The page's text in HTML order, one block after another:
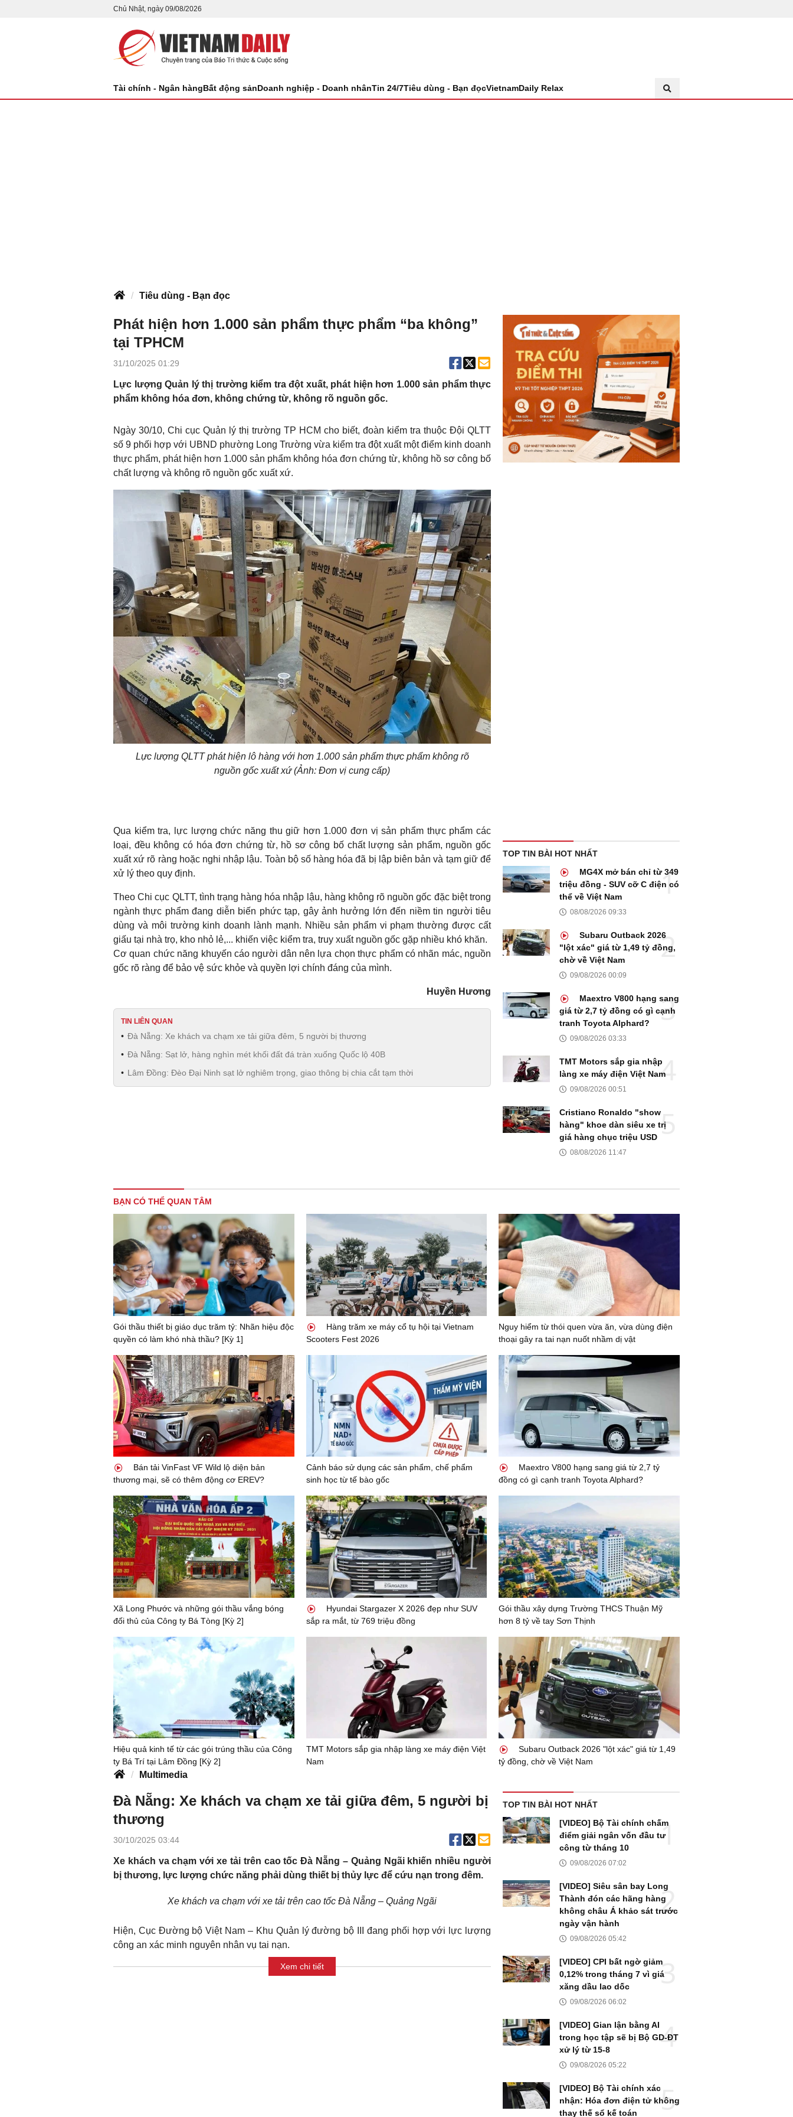
Chủ Nhật, ngày 09/08/2026
Tài chính - Ngân hàngBất động sảnDoanh nghiệp - Doanh nhânTin 24/7Tiêu dùng - Bạn đọcVietnamDaily Relax
Tiêu dùng - Bạn đọc
Phát hiện hơn 1.000 sản phẩm thực phẩm “ba không”
tại TPHCM
31/10/2025 01:29
Lực lượng Quản lý thị trường kiểm tra đột xuất, phát hiện hơn 1.000 sản phẩm thực
phẩm không hóa đơn, không chứng từ, không rõ nguồn gốc.
Ngày 30/10, Chi cục Quản lý thị trường TP HCM cho biết, đoàn kiểm tra thuộc Đội QLTT
số 9 phối hợp với UBND phường Long Trường vừa kiểm tra đột xuất một điểm kinh doanh
thực phẩm, phát hiện hơn 1.000 sản phẩm không hóa đơn chứng từ, không hồ sơ công bố
chất lượng và không rõ nguồn gốc xuất xứ.
Lực lượng QLTT phát hiện lô hàng với hơn 1.000 sản phẩm thực phẩm không rõ
nguồn gốc xuất xứ (Ảnh: Đơn vị cung cấp)
Qua kiểm tra, lực lượng chức năng thu giữ hơn 1.000 đơn vị sản phẩm thực phẩm các
loại, đều không có hóa đơn chứng từ, hồ sơ công bố chất lượng sản phẩm, nguồn gốc
xuất xứ rõ ràng hoặc nghi nhập lậu. Toàn bộ số hàng hóa đã bị lập biên bản và tạm giữ để
xử lý theo quy định.
Theo Chi cục QLTT, tình trạng hàng hóa nhập lậu, hàng không rõ nguồn gốc đặc biệt trong
ngành thực phẩm đang diễn biến phức tạp, gây ảnh hưởng lớn đến niềm tin người tiêu
dùng và môi trường kinh doanh lành mạnh. Nhiều sản phẩm vi phạm thường được cất
giấu tại nhà trọ, kho nhỏ lẻ,... khiến việc kiểm tra, truy xuất nguồn gốc gặp nhiều khó khăn.
Cơ quan chức năng khuyến cáo người dân nên lựa chọn thực phẩm có nhãn mác, nguồn
gốc rõ ràng để bảo vệ sức khỏe và quyền lợi chính đáng của mình.
Huyền Hương
TIN LIÊN QUAN
Đà Nẵng: Xe khách va chạm xe tải giữa đêm, 5 người bị thương
Đà Nẵng: Sạt lở, hàng nghìn mét khối đất đá tràn xuống Quốc lộ 40B
Lâm Đồng: Đèo Đại Ninh sạt lở nghiêm trọng, giao thông bị chia cắt tạm thời
TOP TIN BÀI HOT NHẤT
MG4X mở bán chỉ từ 349
triệu đồng - SUV cỡ C điện có
thể về Việt Nam
08/08/2026 09:33
Subaru Outback 2026
"lột xác" giá từ 1,49 tỷ đồng,
chờ về Việt Nam
09/08/2026 00:09
Maextro V800 hạng sang
giá từ 2,7 tỷ đồng có gì cạnh
tranh Toyota Alphard?
09/08/2026 03:33
TMT Motors sắp gia nhập
làng xe máy điện Việt Nam
09/08/2026 00:51
Cristiano Ronaldo "show
hàng" khoe dàn siêu xe trị
giá hàng chục triệu USD
08/08/2026 11:47
BẠN CÓ THỂ QUAN TÂM
Gói thầu thiết bị giáo dục trăm tỷ: Nhãn hiệu độc
quyền có làm khó nhà thầu? [Kỳ 1]
Hàng trăm xe máy cổ tụ hội tại Vietnam
Scooters Fest 2026
Nguy hiểm từ thói quen vừa ăn, vừa dùng điện
thoại gây ra tai nạn nuốt nhầm dị vật
Bán tải VinFast VF Wild lộ diện bản
thương mại, sẽ có thêm động cơ EREV?
Cảnh báo sử dụng các sản phẩm, chế phẩm
sinh học từ tế bào gốc
Maextro V800 hạng sang giá từ 2,7 tỷ
đồng có gì cạnh tranh Toyota Alphard?
Xã Long Phước và những gói thầu vắng bóng
đối thủ của Công ty Bá Tòng [Kỳ 2]
Hyundai Stargazer X 2026 đẹp như SUV
sắp ra mắt, từ 769 triệu đồng
Gói thầu xây dựng Trường THCS Thuận Mỹ
hơn 8 tỷ về tay Sơn Thịnh
Hiệu quả kinh tế từ các gói trúng thầu của Công
ty Bá Trí tại Lâm Đồng [Kỳ 2]
TMT Motors sắp gia nhập làng xe máy điện Việt
Nam
Subaru Outback 2026 "lột xác" giá từ 1,49
tỷ đồng, chờ về Việt Nam
Multimedia
Đà Nẵng: Xe khách va chạm xe tải giữa đêm, 5 người bị
thương
30/10/2025 03:44
Xe khách va chạm với xe tải trên cao tốc Đà Nẵng – Quảng Ngãi khiến nhiều người
bị thương, lực lượng chức năng phải dùng thiết bị thủy lực để cứu nạn trong đêm.
Xe khách va chạm với xe tải trên cao tốc Đà Nẵng – Quảng Ngãi
Hiện, Cục Đường bộ Việt Nam – Khu Quản lý đường bộ III đang phối hợp với lực lượng
công an xác minh nguyên nhân vụ tai nạn.
Xem chi tiết
TOP TIN BÀI HOT NHẤT
[VIDEO] Bộ Tài chính chấm
điểm giải ngân vốn đầu tư
công từ tháng 10
09/08/2026 07:02
[VIDEO] Siêu sân bay Long
Thành đón các hãng hàng
không châu Á khảo sát trước
ngày vận hành
09/08/2026 05:42
[VIDEO] CPI bất ngờ giảm
0,12% trong tháng 7 vì giá
xăng dầu lao dốc
09/08/2026 06:02
[VIDEO] Gian lận bằng AI
trong học tập sẽ bị Bộ GD-ĐT
xử lý từ 15-8
09/08/2026 05:22
[VIDEO] Bộ Tài chính xác
nhận: Hóa đơn điện tử không
thay thế sổ kế toán